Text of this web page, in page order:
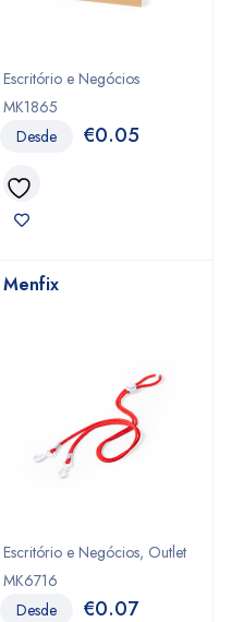
Escritório e Negócios
MK1865
Desde €0.05
Escritório e Negócios, Outlet
MK6716
Menfix
Desde €0.07